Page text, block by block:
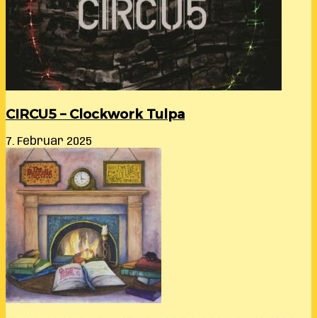
CIRCU5 – Clockwork Tulpa
7. Februar 2025